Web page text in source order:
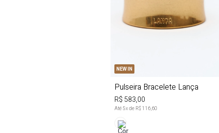
NEW IN
Pulseira Bracelete Lança
R$ 583,00
Até5x de R$ 116,60